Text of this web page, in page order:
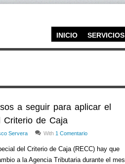
INICIO SERVICIOS
a seguir para aplicar el
Criterio de Caja
Servera With 1 Comentario
del Criterio de Caja (RECC) hay que
a la Agencia Tributaria durante el mes